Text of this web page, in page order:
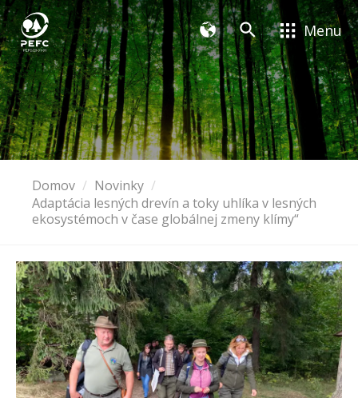
Menu
Domov
Novinky
Adaptácia lesných drevín a toky uhlíka v lesných
ekosystémoch v čase globálnej zmeny klímy“